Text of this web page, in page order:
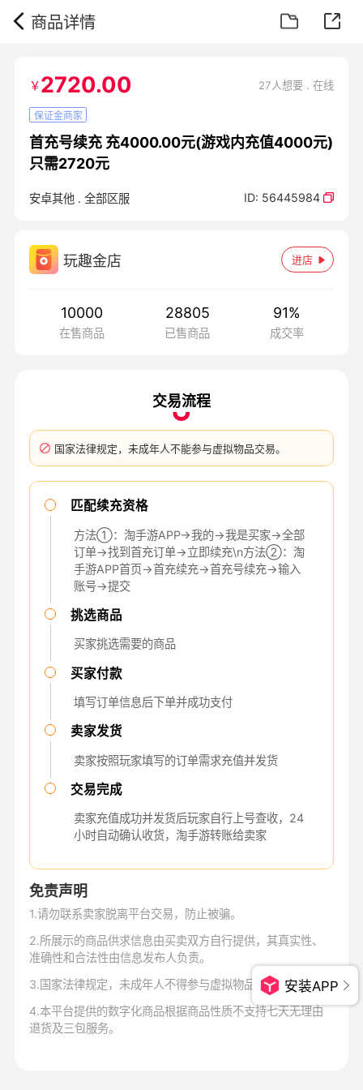
商品详情
￥2720.00 27人想要 . 在线
保证金商家
首充号续充 充4000.00元(游戏内充值4000元)
只需2720元
安卓其他. 全部区服 ID: 56445984
玩趣金店 进店
10000
在售商品
28805
已售商品
91%
成交率
交易流程
国家法律规定，未成年人不能参与虚拟物品交易。
匹配续充资格
方法①：淘手游APP→我的→我是买家→全部
订单→找到首充订单→立即续充\n方法②：淘
手游APP首页→首充续充→首充号续充→输入
账号→提交
挑选商品
买家挑选需要的商品
买家付款
填写订单信息后下单并成功支付
卖家发货
卖家按照玩家填写的订单需求充值并发货
交易完成
卖家充值成功并发货后玩家自行上号查收，24
小时自动确认收货，淘手游转账给卖家
免责声明
1.请勿联系卖家脱离平台交易，防止被骗。
2.所展示的商品供求信息由买卖双方自行提供，其真实性、
准确性和合法性由信息发布人负责。
3.国家法律规定，未成年人不得参与虚拟物品交易。
4.本平台提供的数字化商品根据商品性质不支持七天无理由
退货及三包服务。
安装APP